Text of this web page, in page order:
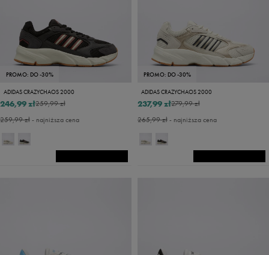
PROMO: DO -30%
ADIDAS CRAZYCHAOS 2000
259,99 zł
246,99 zł
259,99 zł- najniższa cena
PROMO: DO -30%
ADIDAS CRAZYCHAOS 2000
279,99 zł
237,99 zł
265,99 zł- najniższa cena